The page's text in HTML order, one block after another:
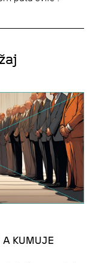
KUMUJE